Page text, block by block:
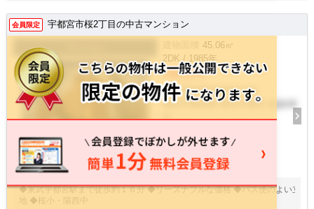
会員限定 宇都宮市桜2丁目の中古マンション
21枚
45.06㎡
2DK / 1985年
780万円
栃木県宇都宮市桜2丁目
東武宇都宮線 東武宇都宮 徒歩16
分
◆東武宇都宮駅まで徒歩約１６分 ◆リーズナブルな価格 ◆バス便のよい立
地 ◆桜小・陽西中